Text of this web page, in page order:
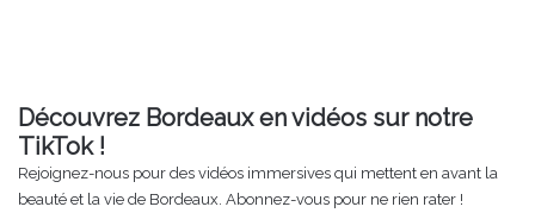
Découvrez Bordeaux en vidéos sur notre
TikTok !
Rejoignez-nous pour des vidéos immersives qui mettent en avant la
beauté et la vie de Bordeaux. Abonnez-vous pour ne rien rater !